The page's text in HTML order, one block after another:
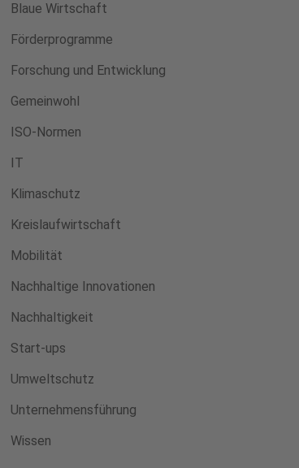
Blaue Wirtschaft
Förderprogramme
Forschung und Entwicklung
Gemeinwohl
ISO-Normen
IT
Klimaschutz
Kreislaufwirtschaft
Mobilität
Nachhaltige Innovationen
Nachhaltigkeit
Start-ups
Umweltschutz
Unternehmensführung
Wissen